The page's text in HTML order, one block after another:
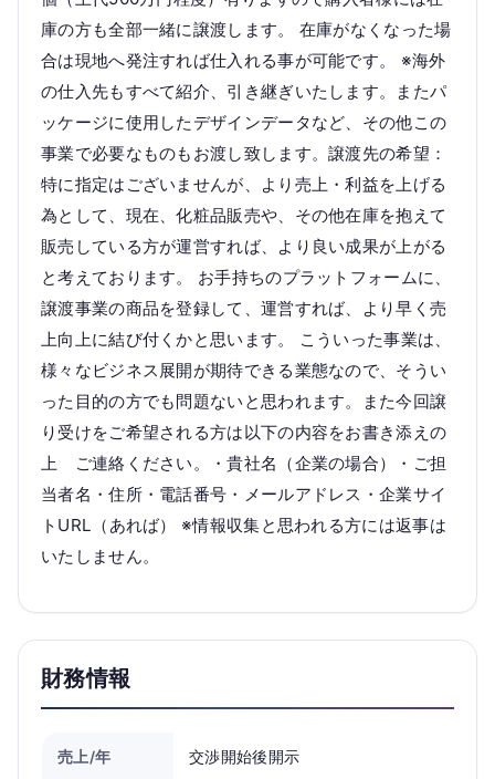
庫の方も全部一緒に譲渡します。 在庫がなくなった場
合は現地へ発注すれば仕入れる事が可能です。 ※海外
の仕入先もすべて紹介、引き継ぎいたします。またパ
ッケージに使用したデザインデータなど、その他この
事業で必要なものもお渡し致します。譲渡先の希望：
特に指定はございませんが、より売上・利益を上げる
為として、現在、化粧品販売や、その他在庫を抱えて
販売している方が運営すれば、より良い成果が上がる
と考えております。 お手持ちのプラットフォームに、
譲渡事業の商品を登録して、運営すれば、より早く売
上向上に結び付くかと思います。 こういった事業は、
様々なビジネス展開が期待できる業態なので、そうい
った目的の方でも問題ないと思われます。また今回譲
り受けをご希望される方は以下の内容をお書き添えの
上 ご連絡ください。・貴社名（企業の場合）・ご担
当者名・住所・電話番号・メールアドレス・企業サイ
トURL（あれば） ※情報収集と思われる方には返事は
いたしません。
財務情報
売上/年 交渉開始後開示